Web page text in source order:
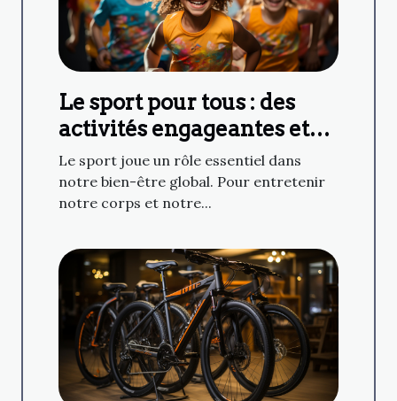
Le sport pour tous : des
activités engageantes et
agréables pour tous
Le sport joue un rôle essentiel dans
notre bien-être global. Pour entretenir
notre corps et notre...